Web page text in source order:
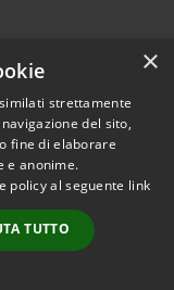
© 2026 • Comune di
• Powered by
•
Accesso
redazione
×
strettamente
del sito,
fine di elaborare
e anonime.
policy al seguente link
TUTTO